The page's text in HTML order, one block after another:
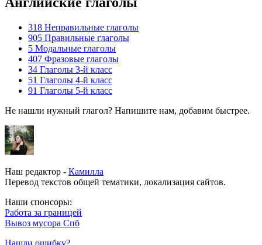
318 Неправильные глаголы
905 Правильные глаголы
5 Модальные глаголы
407 Фразовые глаголы
34 Глаголы 3-й класс
51 Глаголы 4-й класс
91 Глаголы 5-й класс
Не нашли нужный глагол? Напишите нам, добавим быстрее.
Наш редактор - Камилла
Перевод текстов общей тематики, локализация сайтов.
Наши спонсоры:
Работа за границей
Вывоз мусора Спб
Нашли ошибку?